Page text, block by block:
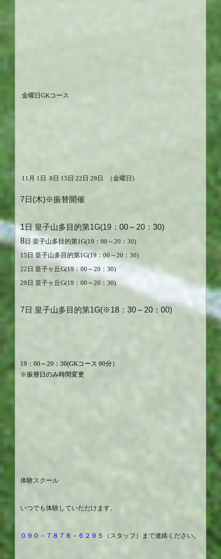
金曜日GKコース
11 月 1日 8 日 15 日 22 日 29 日 （金曜日)
7日(木)※振替開催
1日 皇子山多目的第1G(19：00～20：30)
8 日 皇子山多目的第1G(19：00～20：30)
15日 皇子山多目的第1G(19：00～20：30)
22 日 皇子ヶ丘G(19：00～20：30)
29 日 皇子ヶ丘G(19：00～20：30)
7日 皇子山多目的第1G(※18：30～20：00)
19 ： 00 ～20 ： 30(GKコース 90分）
※振替日のみ時間変更
体験スクール
いつでも体験していただけます。
０９０－７８７８－６２９５ （スタッフ）まで連絡ください。